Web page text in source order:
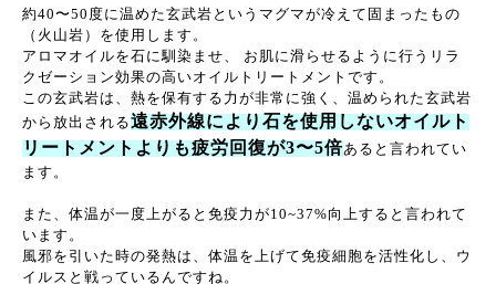
約40〜50度に温めた玄武岩というマグマが冷えて固まったもの
（火山岩）を使用します。
アロマオイルを石に馴染ませ、 お肌に滑らせるように行うリラ
クゼーション効果の高いオイルトリートメントです。
この玄武岩は、熱を保有する力が非常に強く、温められた玄武岩
から放出される遠赤外線により石を使用しないオイルト
リートメントよりも疲労回復が3〜5倍あると言われてい
ます。
また、体温が一度上がると免疫力が10~37%向上すると言われて
います。
風邪を引いた時の発熱は、体温を上げて免疫細胞を活性化し、ウ
イルスと戦っているんですね。